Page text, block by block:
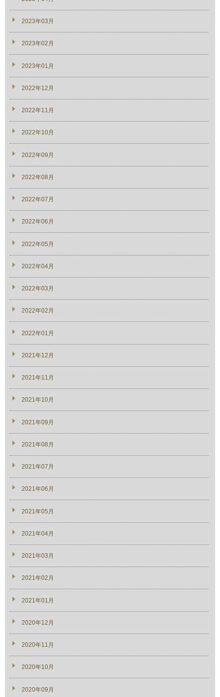
2023年03月
2023年02月
2023年01月
2022年12月
2022年11月
2022年10月
2022年09月
2022年08月
2022年07月
2022年06月
2022年05月
2022年04月
2022年03月
2022年02月
2022年01月
2021年12月
2021年11月
2021年10月
2021年09月
2021年08月
2021年07月
2021年06月
2021年05月
2021年04月
2021年03月
2021年02月
2021年01月
2020年12月
2020年11月
2020年10月
2020年09月